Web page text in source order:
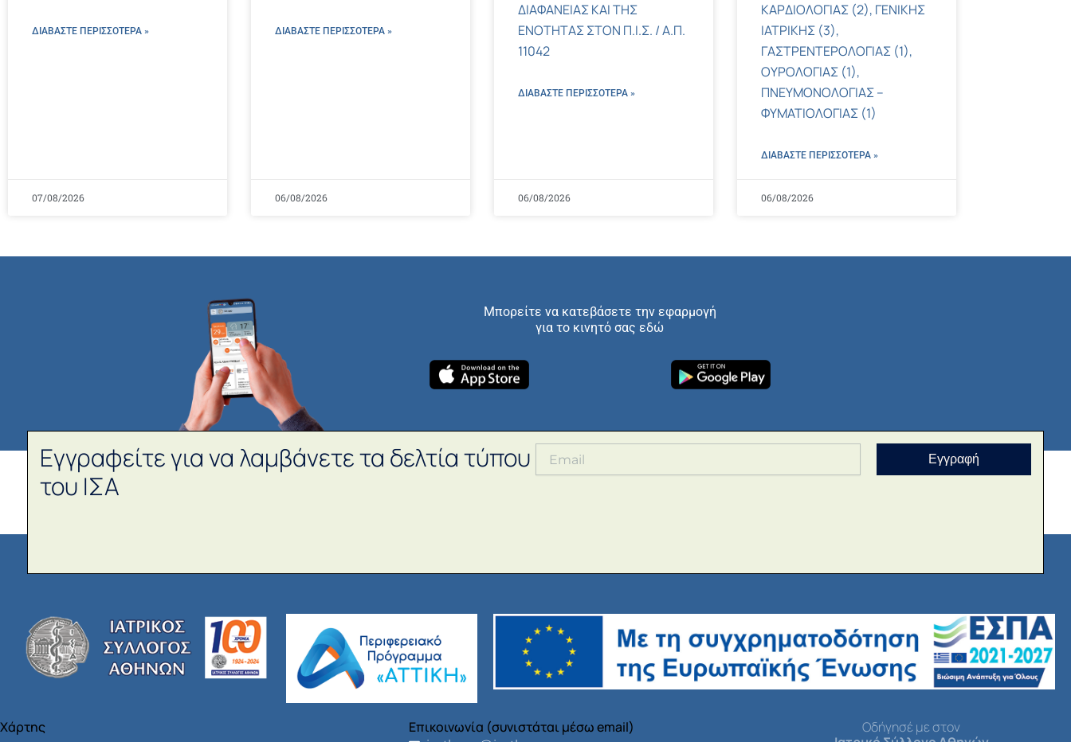
ΔΙΑΒΑΣΤΕ ΠΕΡΙΣΣΌΤΕΡΑ »
07/08/2026
ΔΙΑΒΑΣΤΕ ΠΕΡΙΣΣΌΤΕΡΑ »
06/08/2026
ΔΙΑΦΑΝΕΙΑΣ ΚΑΙ ΤΗΣ
ΕΝΟΤΗΤΑΣ ΣΤΟΝ Π.Ι.Σ. / Α.Π.
11042
ΔΙΑΒΑΣΤΕ ΠΕΡΙΣΣΌΤΕΡΑ »
06/08/2026
ΚΑΡΔΙΟΛΟΓΙΑΣ (2), ΓΕΝΙΚΗΣ
ΙΑΤΡΙΚΗΣ (3),
ΓΑΣΤΡΕΝΤΕΡΟΛΟΓΙΑΣ (1),
ΟΥΡΟΛΟΓΙΑΣ (1),
ΠΝΕΥΜΟΝΟΛΟΓΙΑΣ –
ΦΥΜΑΤΙΟΛΟΓΙΑΣ (1)
ΔΙΑΒΑΣΤΕ ΠΕΡΙΣΣΌΤΕΡΑ »
06/08/2026
Μπορείτε να κατεβάσετε την εφαρμογή
για το κινητό σας εδώ
Εγγραφείτε για να λαμβάνετε τα δελτία τύπου
του ΙΣΑ
Εγγραφή
Χάρτης Επικοινωνία (συνιστάται μέσω email)
Οδήγησέ με στον